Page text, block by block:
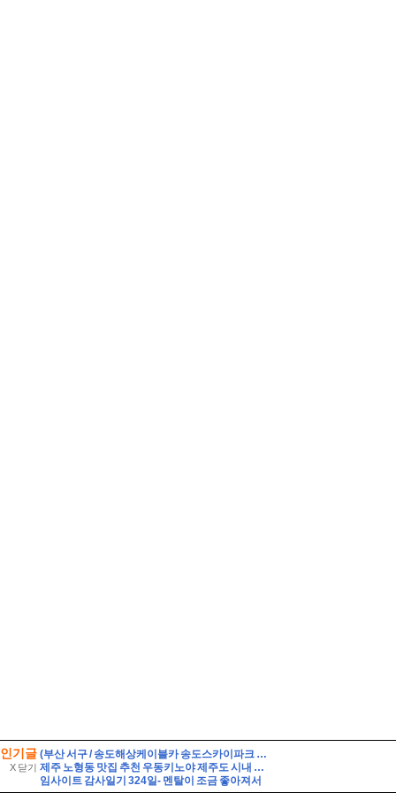
인기글
X 닫기
(부산 서구 / 송도해상케이블카 송도스카이파크 #4) 바다 위를 날아가는 케이블카를 타고 감상하는 작은 테마파크
제주 노형동 맛집 추천 우동키노야 제주도 시내 우동 맛집
임사이트 감사일기 324일- 멘탈이 조금 좋아져서